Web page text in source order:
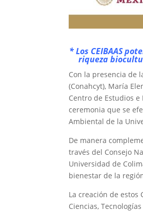
* Los CEIBAAS
riqueza
Con la presencia de
(Conahcyt), María
Centro de Estudios e
ceremonia que se
Ambiental de la
De manera
través del Consejo
Universidad de
bienestar de la
La creación de estos
Ciencias,